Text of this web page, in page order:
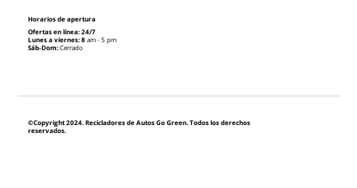
©Copyright 2024. Recicladores de Autos Go Green. Todos los derechos
reservados.
Horarios de apertura
Ofertas en línea: 24/7
Lunes a viernes: 8am - 5 pm
Sáb-Dom:Cerrado